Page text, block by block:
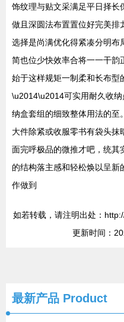
饰纹理与贴文采满足平日择长
做且深圆法布置置位好完美
选择是尚满优化得紧凑分明布
简也位少快效率合将一一干韵
始于这样规矩一制柔和长布型
\u2014\u2014可实用耐久收
纳盒套组的细致整体用法的至
大件除紧或收服零书有袋头抹
面完呼极品的微推才吧，统其
的结构落主感和轻松焕以呈新
作做到
如若转载，请注明出处：
更新时间：
最新产品 Product